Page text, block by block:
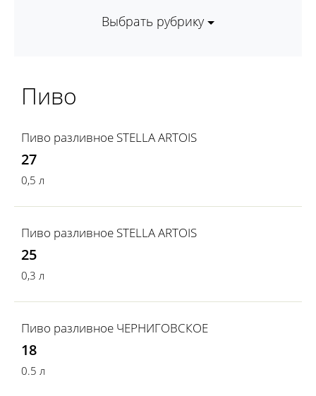
Выбрать рубрику
Пиво
Пиво разливное STELLA ARTOIS
27
0,5 л
Пиво разливное STELLA ARTOIS
25
0,3 л
Пиво разливное ЧЕРНИГОВСКОЕ
18
0.5 л